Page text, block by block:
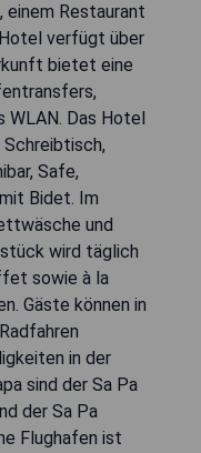
Restaurant
verfügt über
bietet eine
Das Hotel
Safe,
Bidet. Im
und
wird täglich
sowie à la
Gäste können in
in der
sind der Sa Pa
der Sa Pa
Flughafen ist